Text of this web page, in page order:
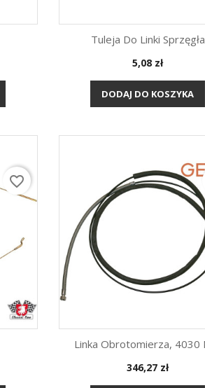
Szybki podgląd
Tuleja Do Linki Sprzęgła
Cena
5,08 zł
DODAJ DO KOSZYKA
favorite_border
Szybki podgląd
Linka Obrotomierza, 4030
Cena
346,27 zł